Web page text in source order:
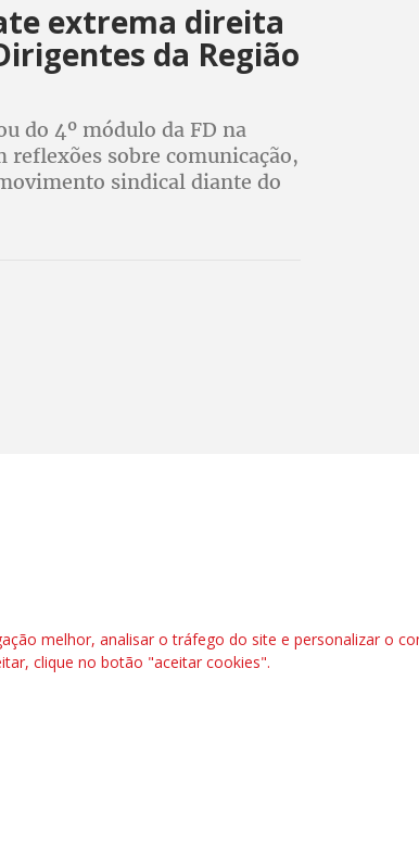
extrema direita
da Região
do 4º módulo da FD na
reflexões sobre comunicação,
sindical diante do
Associados | 25.831.443 - Trabalhadores(as) na Base
melhor, analisar o tráfego do site e personalizar o
clique no botão "aceitar cookies".